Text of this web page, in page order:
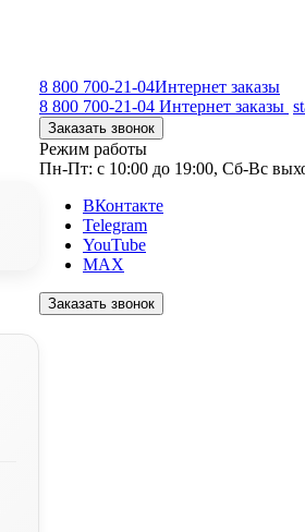
8 800 700-21-04Интернет заказы
8 800 700-21-04 Интернет заказы
Заказать звонок
Режим работы
Пн-Пт: с 10:00 до 19:00, Сб-Вс
ВКонтакте
Telegram
YouTube
MAX
Заказать звонок